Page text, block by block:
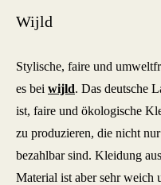
Wijld
Stylische, faire und
es bei wijld. Das deutsche
ist, faire und ökologische
zu produzieren, die nicht
bezahlbar sind. Kleidung
Material ist aber sehr weich